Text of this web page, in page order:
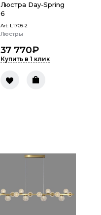
Люстра Day-Spring
6
Art: L1709-2
Люстры
37 770₽
Купить в 1 клик